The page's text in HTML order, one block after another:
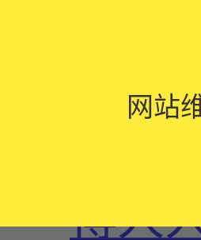
网站
QQ空
博人
网站
网站